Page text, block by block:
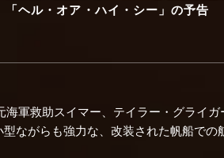
「ヘル・オア・ハイ・シー」の予告
海軍救助スイマー、テイラー・グライ
ながらも強力な、改装された帆船で